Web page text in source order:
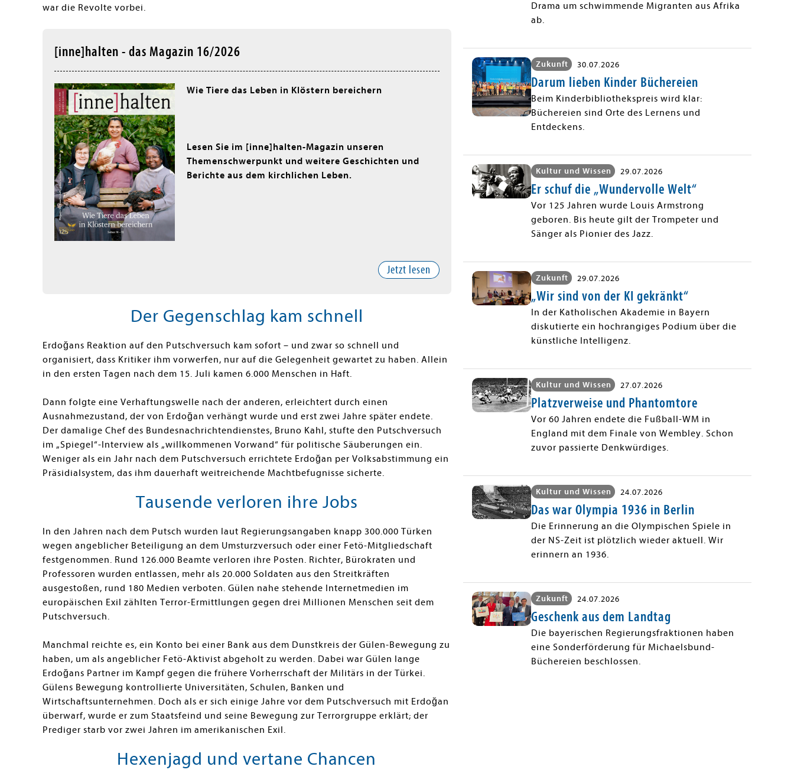
war die Revolte vorbei.
[inne]halten - das Magazin 16/2026
Wie Tiere das Leben in Klöstern bereichern
Lesen Sie im [inne]halten-Magazin unseren
Themenschwerpunkt und weitere Geschichten und
Berichte aus dem kirchlichen Leben.
Jetzt lesen
Der Gegenschlag kam schnell
Erdoğans Reaktion auf den Putschversuch kam sofort – und zwar so schnell und
organisiert, dass Kritiker ihm vorwerfen, nur auf die Gelegenheit gewartet zu haben. Allein
in den ersten Tagen nach dem 15. Juli kamen 6.000 Menschen in Haft.
Dann folgte eine Verhaftungswelle nach der anderen, erleichtert durch einen
Ausnahmezustand, der von Erdoğan verhängt wurde und erst zwei Jahre später endete.
Der damalige Chef des Bundesnachrichtendienstes, Bruno Kahl, stufte den Putschversuch
im „Spiegel“-Interview als „willkommenen Vorwand“ für politische Säuberungen ein.
Weniger als ein Jahr nach dem Putschversuch errichtete Erdoğan per Volksabstimmung ein
Präsidialsystem, das ihm dauerhaft weitreichende Machtbefugnisse sicherte.
Tausende verloren ihre Jobs
In den Jahren nach dem Putsch wurden laut Regierungsangaben knapp 300.000 Türken
wegen angeblicher Beteiligung an dem Umsturzversuch oder einer Fetö-Mitgliedschaft
festgenommen. Rund 126.000 Beamte verloren ihre Posten. Richter, Bürokraten und
Professoren wurden entlassen, mehr als 20.000 Soldaten aus den Streitkräften
ausgestoßen, rund 180 Medien verboten. Gülen nahe stehende Internetmedien im
europäischen Exil zählten Terror-Ermittlungen gegen drei Millionen Menschen seit dem
Putschversuch.
Manchmal reichte es, ein Konto bei einer Bank aus dem Dunstkreis der Gülen-Bewegung zu
haben, um als angeblicher Fetö-Aktivist abgeholt zu werden. Dabei war Gülen lange
Erdoğans Partner im Kampf gegen die frühere Vorherrschaft der Militärs in der Türkei.
Gülens Bewegung kontrollierte Universitäten, Schulen, Banken und
Wirtschaftsunternehmen. Doch als er sich einige Jahre vor dem Putschversuch mit Erdoğan
überwarf, wurde er zum Staatsfeind und seine Bewegung zur Terrorgruppe erklärt; der
Prediger starb vor zwei Jahren im amerikanischen Exil.
Hexenjagd und vertane Chancen
Drama um schwimmende Migranten aus Afrika
ab.
Zukunft 30.07.2026
Darum lieben Kinder Büchereien
Beim Kinderbibliothekspreis wird klar:
Büchereien sind Orte des Lernens und
Entdeckens.
Kultur und Wissen 29.07.2026
Er schuf die „Wundervolle Welt“
Vor 125 Jahren wurde Louis Armstrong
geboren. Bis heute gilt der Trompeter und
Sänger als Pionier des Jazz.
Zukunft 29.07.2026
„Wir sind von der KI gekränkt“
In der Katholischen Akademie in Bayern
diskutierte ein hochrangiges Podium über die
künstliche Intelligenz.
Kultur und Wissen 27.07.2026
Platzverweise und Phantomtore
Vor 60 Jahren endete die Fußball-WM in
England mit dem Finale von Wembley. Schon
zuvor passierte Denkwürdiges.
Kultur und Wissen 24.07.2026
Das war Olympia 1936 in Berlin
Die Erinnerung an die Olympischen Spiele in
der NS-Zeit ist plötzlich wieder aktuell. Wir
erinnern an 1936.
Zukunft 24.07.2026
Geschenk aus dem Landtag
Die bayerischen Regierungsfraktionen haben
eine Sonderförderung für Michaelsbund-
Büchereien beschlossen.